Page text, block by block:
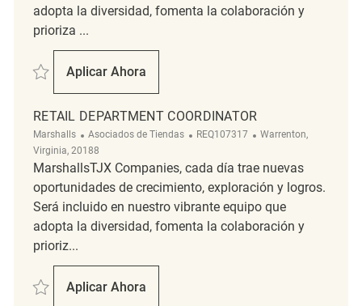
adopta la diversidad, fomenta la colaboración y
prioriza ...
Salvar Retail Department Coordinator REQ142409
Aplicar Ahora
Retail Department Coordinator
RETAIL DEPARTMENT COORDINATOR
Marshalls Categoría
Asociados de Tiendas ReqId
REQ107317 Ubicación
Warrenton,
Virginia, 20188
MarshallsTJX Companies, cada día trae nuevas
oportunidades de crecimiento, exploración y logros.
Será incluido en nuestro vibrante equipo que
adopta la diversidad, fomenta la colaboración y
prioriz...
Salvar Retail Department Coordinator REQ107317
Aplicar Ahora
Retail Department Coordinator